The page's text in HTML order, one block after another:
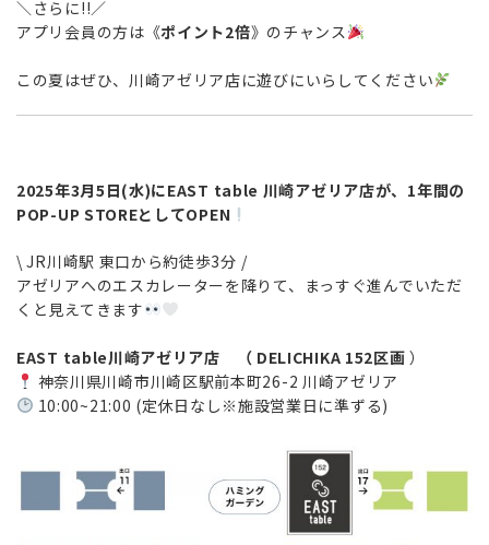
＼さらに!!／
アプリ会員の方は《ポイント2倍》のチャンス
この夏はぜひ、川崎アゼリア店に遊びにいらしてください
2025年3月5日(水)にEAST table 川崎アゼリア店が、1年間の
POP-UP STOREとしてOPEN
\ JR川崎駅 東口から約徒歩3分 /
アゼリアへのエスカレーターを降りて、まっすぐ進んでいただ
くと見えてきます
EAST table川崎アゼリア店 （ DELICHIKA 152区画 ）
神奈川県川崎市川崎区駅前本町26-2 川崎アゼリア
10:00~21:00 (定休日なし※施設営業日に準ずる)